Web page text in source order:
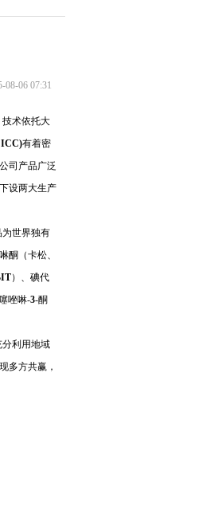
术依托大
有着密
司产品广泛
设两大生产
世界独有
酮（卡松、
）、碘代
唑啉-3-酮
利用地域
多方共赢，
08-06 07:31